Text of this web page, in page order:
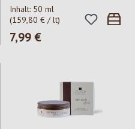
Inhalt: 50 ml
(159,80 € / lt)
Regulärer Preis:
7,99 €